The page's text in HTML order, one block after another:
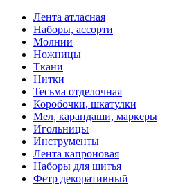
Лента атласная
Наборы, ассорти
Молнии
Ножницы
Ткани
Нитки
Тесьма отделочная
Коробочки, шкатулки
Мел, карандаши, маркеры
Игольницы
Инструменты
Лента капроновая
Наборы для шитья
Фетр декоративный